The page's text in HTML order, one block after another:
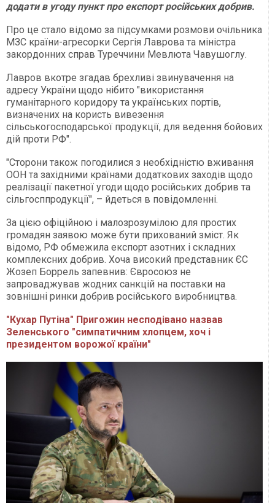
додати в угоду пункт про експорт російських добрив.
Про це стало відомо за підсумками розмови очільника
МЗС країни-агресорки Сергія Лаврова та міністра
закордонних справ Туреччини Мевлюта Чавушоглу.
Лавров вкотре згадав брехливі звинувачення на
адресу України щодо нібито "використання
гуманітарного коридору та українських портів,
визначених на користь вивезення
сільськогосподарської продукції, для ведення бойових
дій проти РФ".
"Сторони також погодилися з необхідністю вживання
ООН та західними країнами додаткових заходів щодо
реалізації пакетної угоди щодо російських добрив та
сільгосппродукції", – йдеться в повідомленні.
За цією офіційною і малозрозумілою для простих
громадян заявою може бути прихований зміст. Як
відомо, РФ обмежила експорт азотних і складних
комплексних добрив. Хоча високий представник ЄС
Жозеп Боррель запевнив: Євросоюз не
запроваджував жодних санкцій на поставки на
зовнішні ринки добрив російського виробництва.
"Кухар Путіна" Пригожин несподівано назвав
Зеленського "симпатичним хлопцем, хоч і
президентом ворожої країни"